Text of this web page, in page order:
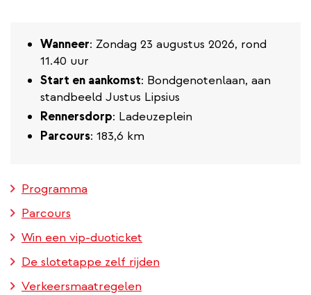
Wanneer: Zondag 23 augustus 2026, rond
11.40 uur
Start en aankomst: Bondgenotenlaan, aan
standbeeld Justus Lipsius
Rennersdorp: Ladeuzeplein
Parcours: 183,6 km
Programma
Parcours
Win een vip-duoticket
De slotetappe zelf rijden
Verkeersmaatregelen